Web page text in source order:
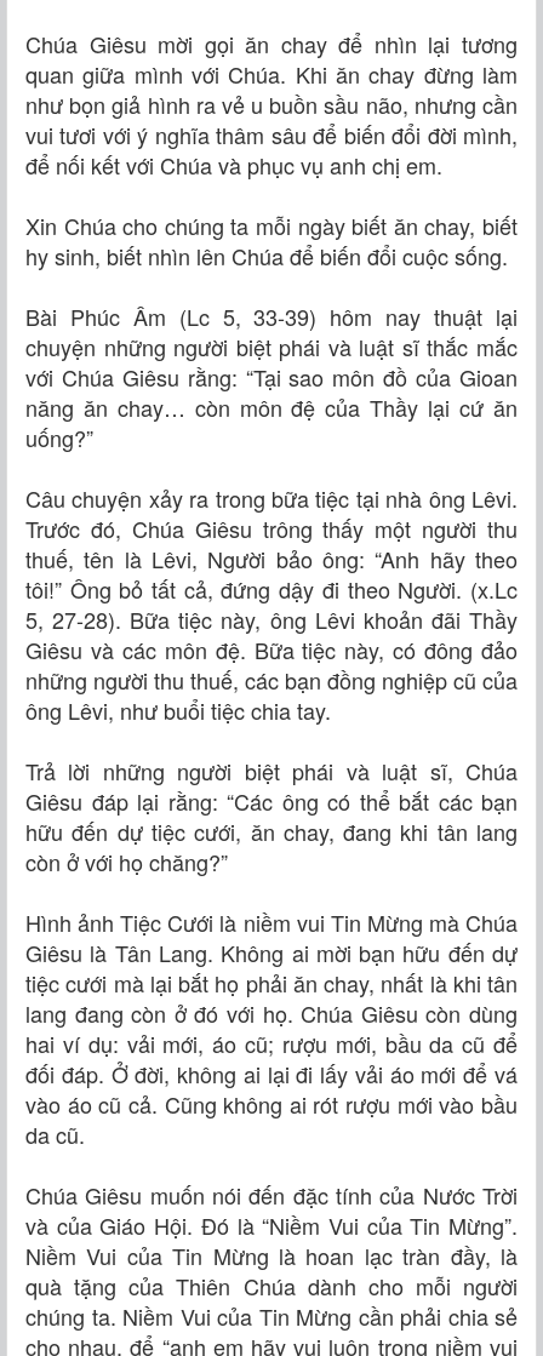
Chúa Giêsu mời gọi ăn chay để nhìn lại tương
quan giữa mình với Chúa. Khi ăn chay đừng làm
như bọn giả hình ra vẻ u buồn sầu não, nhưng cần
vui tươi với ý nghĩa thâm sâu để biến đổi đời mình,
để nối kết với Chúa và phục vụ anh chị em.
Xin Chúa cho chúng ta mỗi ngày biết ăn chay, biết
hy sinh, biết nhìn lên Chúa để biến đổi cuộc sống.
Bài Phúc Âm (Lc 5, 33-39) hôm nay thuật lại
chuyện những người biệt phái và luật sĩ thắc mắc
với Chúa Giêsu rằng: “Tại sao môn đồ của Gioan
năng ăn chay… còn môn đệ của Thầy lại cứ ăn
uống?”
Câu chuyện xảy ra trong bữa tiệc tại nhà ông Lêvi.
Trước đó, Chúa Giêsu trông thấy một người thu
thuế, tên là Lêvi, Người bảo ông: “Anh hãy theo
tôi!” Ông bỏ tất cả, đứng dậy đi theo Người. (x.Lc
5, 27-28). Bữa tiệc này, ông Lêvi khoản đãi Thầy
Giêsu và các môn đệ. Bữa tiệc này, có đông đảo
những người thu thuế, các bạn đồng nghiệp cũ của
ông Lêvi, như buổi tiệc chia tay.
Trả lời những người biệt phái và luật sĩ, Chúa
Giêsu đáp lại rằng: “Các ông có thể bắt các bạn
hữu đến dự tiệc cưới, ăn chay, đang khi tân lang
còn ở với họ chăng?”
Hình ảnh Tiệc Cưới là niềm vui Tin Mừng mà Chúa
Giêsu là Tân Lang. Không ai mời bạn hữu đến dự
tiệc cưới mà lại bắt họ phải ăn chay, nhất là khi tân
lang đang còn ở đó với họ. Chúa Giêsu còn dùng
hai ví dụ: vải mới, áo cũ; rượu mới, bầu da cũ để
đối đáp. Ở đời, không ai lại đi lấy vải áo mới để vá
vào áo cũ cả. Cũng không ai rót rượu mới vào bầu
da cũ.
Chúa Giêsu muốn nói đến đặc tính của Nước Trời
và của Giáo Hội. Đó là “Niềm Vui của Tin Mừng”.
Niềm Vui của Tin Mừng là hoan lạc tràn đầy, là
quà tặng của Thiên Chúa dành cho mỗi người
chúng ta. Niềm Vui của Tin Mừng cần phải chia sẻ
cho nhau, để “anh em hãy vui luôn trong niềm vui